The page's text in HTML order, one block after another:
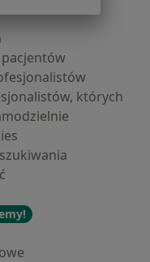
których